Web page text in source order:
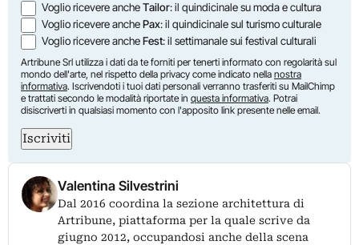
Voglio ricevere ancheTailor: il quindicinale su moda e cultura
Voglio ricevere anchePax: il quindicinale sul turismo culturale
Voglio ricevere ancheFest: il settimanale sui festival culturali
Artribune Srl utilizza i dati da te forniti per tenerti informato con regolarità sul
mondo dell'arte, nel rispetto della privacy come indicato nella nostra
informativa. Iscrivendoti i tuoi dati personali verranno trasferiti su MailChimp
e trattati secondo le modalità riportate in questa informativa. Potrai
disiscriverti in qualsiasi momento con l'apposito link presente nelle email.
Iscriviti
Valentina Silvestrini
Dal 2016 coordina la sezione architettura di
Artribune, piattaforma per la quale scrive da
giugno 2012, occupandosi anche della scena